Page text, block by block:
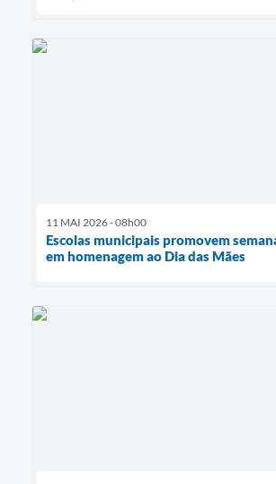
11 MAI 2026 - 08h00
Escolas municipais promovem
em homenagem ao Dia das Mães